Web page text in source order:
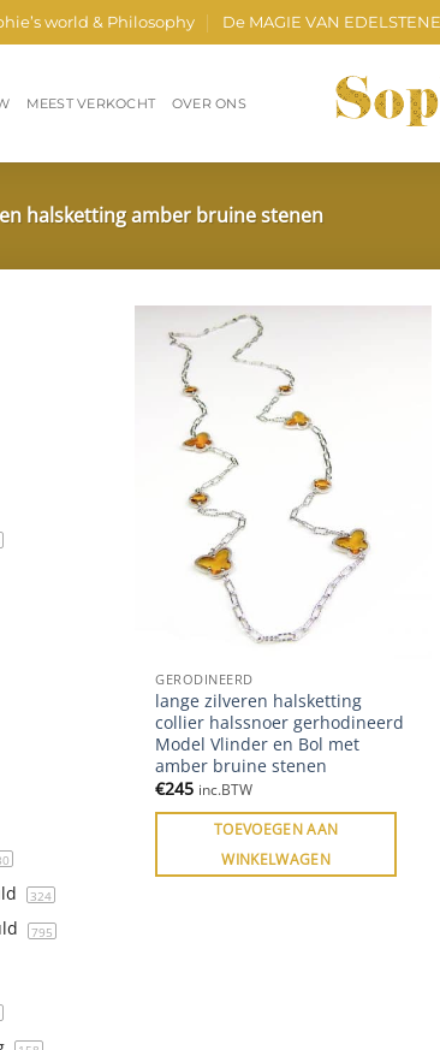
world & Philosophy De MAGIE VAN
MEEST VERKOCHT OVER ONS
halsketting amber bruine stenen
324
795
GERODINEERD
lange zilveren halsketting
collier halssnoer gerhodineerd
Model Vlinder en Bol met
amber bruine stenen
€245 inc.BTW
TOEVOEGEN AAN
WINKELWAGEN